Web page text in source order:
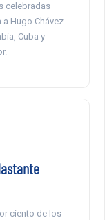
celebradas
Hugo Chávez.
Cuba y
ciento de los